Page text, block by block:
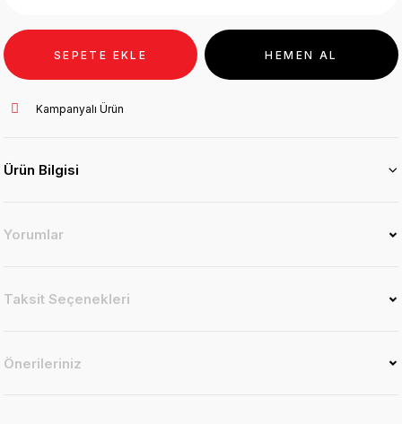
SEPETE EKLE HEMEN AL
Kampanyalı Ürün
Ürün Bilgisi
Yorumlar
Taksit Seçenekleri
Önerileriniz